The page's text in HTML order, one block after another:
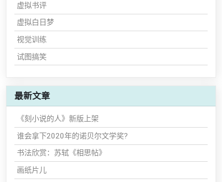
虚拟书评
虚拟白日梦
视觉训练
试图搞笑
最新文章
《刻小说的人》新版上架
谁会拿下2020年的诺贝尔文学奖?
书法欣赏：苏轼《相思帖》
画纸片儿